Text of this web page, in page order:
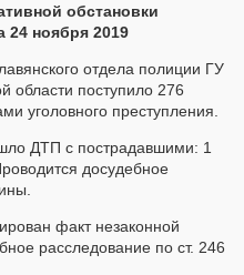
обстановки
24 ноября 2019
отдела полиции ГУ
области поступило 276
уголовного преступления.
ДТП с пострадавшими: 1
досудебное
факт незаконной
расследование по ст. 246